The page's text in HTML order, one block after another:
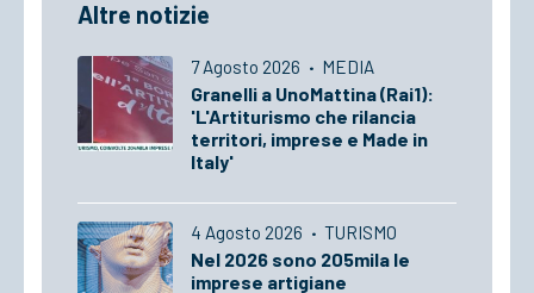
Altre notizie
7 Agosto 2026 · MEDIA
Granelli a UnoMattina (Rai1):
'L'Artiturismo che rilancia
territori, imprese e Made in
Italy'
4 Agosto 2026 · TURISMO
Nel 2026 sono 205mila le
imprese artigiane